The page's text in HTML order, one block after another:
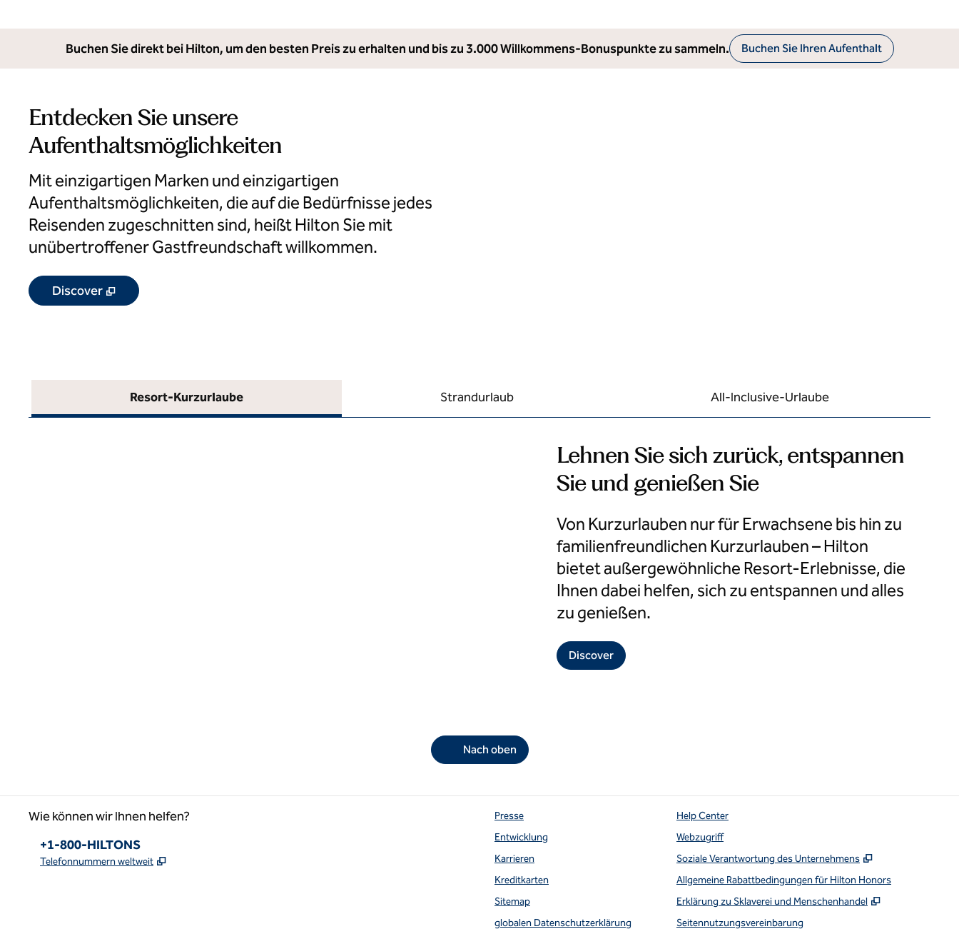
Buchen Sie direkt bei Hilton, um den besten Preis zu erhalten und bis zu 3.000 Willkommens-Bonuspunkte zu sammeln. Buchen Sie Ihren Aufenthalt
Entdecken Sie unsere
Aufenthaltsmöglichkeiten
Mit einzigartigen Marken und einzigartigen
Aufenthaltsmöglichkeiten, die auf die Bedürfnisse jedes
Reisenden zugeschnitten sind, heißt Hilton Sie mit
unübertroffener Gastfreundschaft willkommen.
Discover , Öffnet eine neue Registerkarte
Resort-Kurzurlaube Strandurlaub All-Inclusive-Urlaube
Lehnen Sie sich zurück, entspannen
Sie und genießen Sie
Von Kurzurlauben nur für Erwachsene bis hin zu
familienfreundlichen Kurzurlauben – Hilton
bietet außergewöhnliche Resort-Erlebnisse, die
Ihnen dabei helfen, sich zu entspannen und alles
zu genießen.
Discover
Nach oben
Wie können wir Ihnen helfen?
Telefon:
+1-800-HILTONS
Telefonnummern weltweit ,
Presse
Entwicklung
Karrieren
Kreditkarten
Sitemap
globalen Datenschutzerklärung
Help Center
Webzugriff
Soziale Verantwortung des Unternehmens
,
Allgemeine Rabattbedingungen für Hilton Honors
Erklärung zu Sklaverei und Menschenhandel
,
Seitennutzungsvereinbarung